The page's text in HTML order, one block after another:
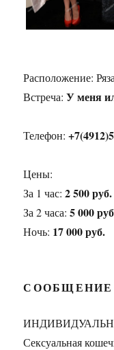
Расположение:
Встреча:У меня
Телефон:
Цены:
За 1 час:2 500 руб.
За 2 часа:5 000
Ночь: 17 000 руб.
Сексуальная